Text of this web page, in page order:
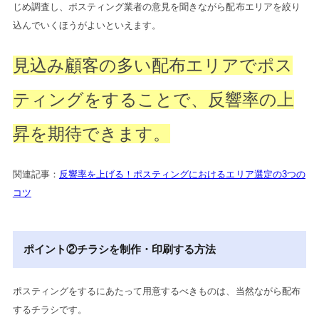
じめ調査し、ポスティング業者の意見を聞きながら配布エリアを絞り
込んでいくほうがよいといえます。
見込み顧客の多い配布エリアでポス
ティングをすることで、反響率の上
昇を期待できます。
関連記事： 反響率を上げる！ポスティングにおけるエリア選定の3つの
コツ
ポイント②チラシを制作・印刷する方法
ポスティングをするにあたって用意するべきものは、当然ながら配布
するチラシです。